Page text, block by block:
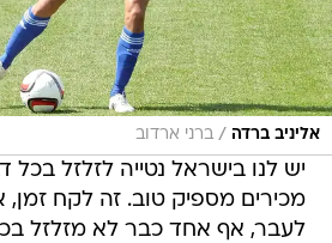
אליניב ברדה / ברני ארדוב
יש לנו בישראל נטייה לזלזל בכל
מכירים מספיק טוב. זה לקח זמן,
לעבר, אף אחד כבר לא מזלזל